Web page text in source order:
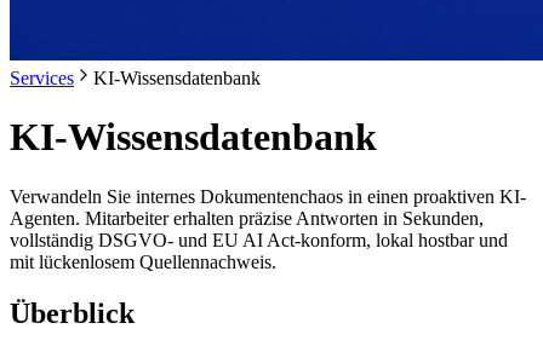
Services KI-Wissensdatenbank
KI-Wissensdatenbank
Verwandeln Sie internes Dokumentenchaos in einen proaktiven KI-
Agenten. Mitarbeiter erhalten präzise Antworten in Sekunden,
vollständig DSGVO- und EU AI Act-konform, lokal hostbar und
mit lückenlosem Quellennachweis.
Überblick